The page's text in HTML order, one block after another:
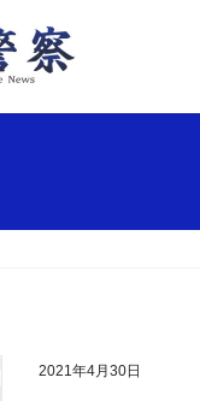
2021年4月30日